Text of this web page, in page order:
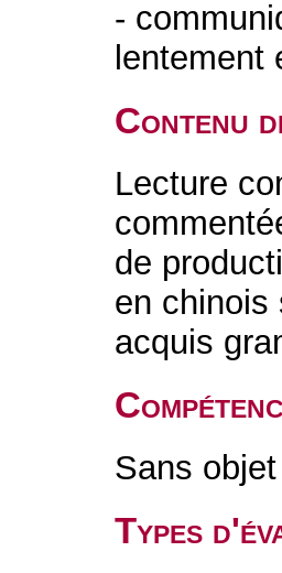
-
Contenu
Lecture
de
en chinois
acquis
Sans objet
Types